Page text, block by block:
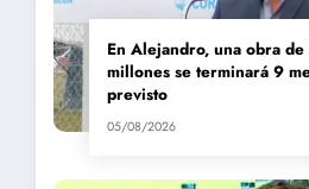
En Alejandro, una obra
millones se terminará 9
previsto
05/08/2026